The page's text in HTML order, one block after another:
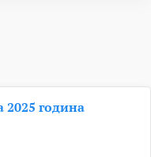
2025 година